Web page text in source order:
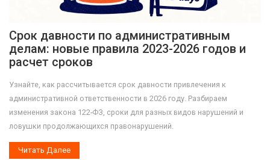
Срок давности по административным
делам: новые правила 2023-2026 годов и
расчет сроков
Узнайте, как рассчитывается срок давности привлечения к
административной ответственности в 2026 году. Разбираем
изменения закона 122-ФЗ, сроки для разных видов нарушений и
ловушки продолжающихся правонарушений.
Читать Далее